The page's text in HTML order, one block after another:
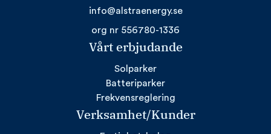
info@alstraenergy.se
org nr 556780-1336
Vårt erbjudande
Solparker
Batteriparker
Frekvensreglering
Verksamhet/Kunder